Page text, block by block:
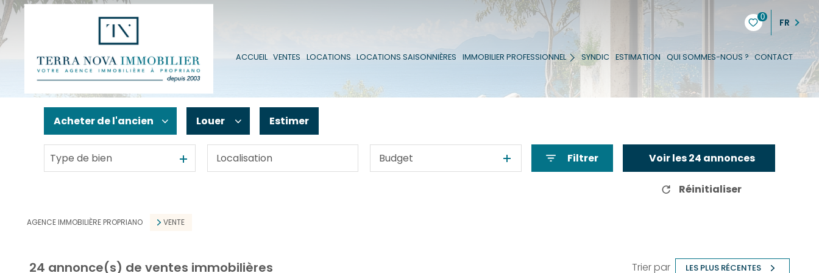
0 FR
ACCUEIL VENTES LOCATIONS LOCATIONS SAISONNIÈRES IMMOBILIER PROFESSIONNEL
VENTES SYNDIC ESTIMATION QUI SOMMES-NOUS ? CONTACT
Acheterde l'ancien
De l'ancien
Louer
à l'année
Estimer
Type de bien Budget Filtrer Voir les24 annonces
Réinitialiser
AGENCE IMMOBILIÈRE PROPRIANO VENTE
24 annonce(s) de ventes immobilières Trier par LES PLUS RÉCENTES